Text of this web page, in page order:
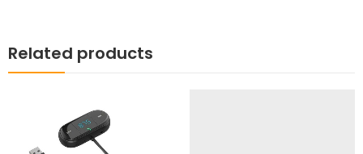
Related products